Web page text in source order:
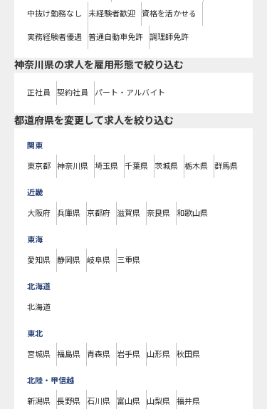
中抜け勤務なし 未経験者歓迎 資格を活かせる
実務経験者優遇 普通自動車免許 調理師免許
神奈川県の求人を雇用形態で絞り込む
正社員 契約社員 パート・アルバイト
都道府県を変更して求人を絞り込む
関東
東京都 神奈川県 埼玉県 千葉県 茨城県 栃木県 群馬県
近畿
大阪府 兵庫県 京都府 滋賀県 奈良県 和歌山県
東海
愛知県 静岡県 岐阜県 三重県
北海道
北海道
東北
宮城県 福島県 青森県 岩手県 山形県 秋田県
北陸・甲信越
新潟県 長野県 石川県 富山県 山梨県 福井県